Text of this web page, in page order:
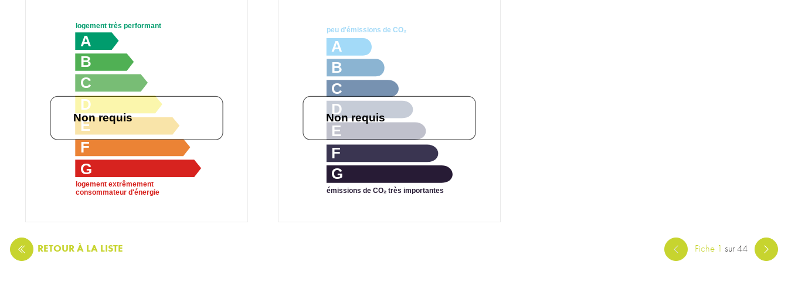
A
B
C
D
E
F
G
logement très performant
logement extrêmement
consommateur d'énergie
Non requis
A
B
C
D
E
F
G
émissions de CO₂ très importantes
peu d'émissions de CO₂
Non requis
RETOURÀ LA LISTE Fiche 1 sur 44